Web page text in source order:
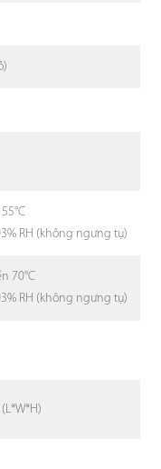
RH (không ngưng tụ)
70°C
RH (không ngưng tụ)